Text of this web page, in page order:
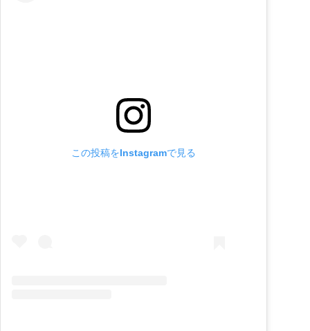
この投稿をInstagramで見る